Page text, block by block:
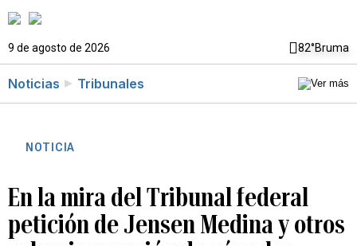
9 de agosto de 2026 82°Bruma
Noticias Tribunales
NOTICIA
En la mira del Tribunal federal
petición de Jensen Medina y otros